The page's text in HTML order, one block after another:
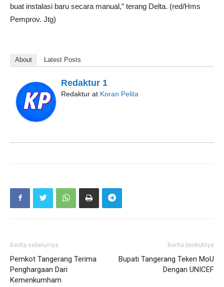
buat instalasi baru secara manual,” terang Delta. (red/Hms
Pemprov. Jtg)
About Latest Posts
Redaktur 1
Redaktur at Koran Pelita
Berita sebelumya
Pemkot Tangerang Terima
Penghargaan Dari
Kemenkumham
Berita berikutnya
Bupati Tangerang Teken MoU
Dengan UNICEF